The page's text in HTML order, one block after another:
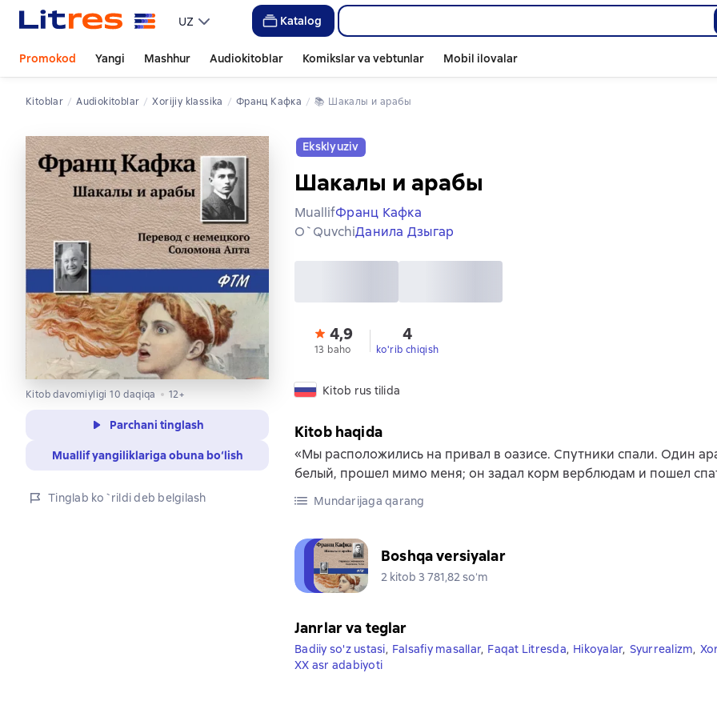
UZ Katalog
Promokod Yangi Mashhur Audiokitoblar Komikslar va vebtunlar Mobil ilovalar
Kitoblar Audiokitoblar xorijiy klassika Франц Кафка 📚 Шакалы и арабы
Kitob davomiyligi 10 daqiqa 12+
Parchani tinglash
Muallif yangiliklariga obuna bo‘lish
Tinglab ko`rildi deb belgilash
Eksklyuziv
Шакалы и арабы
MuallifФранц Кафка
O`quvchiДанила Дзыгар
4,9
13 baho
4
ko'rib chiqish
Kitob rus tilida
Kitob haqida
«Мы расположились на привал в оазисе. Спутники спали. Один
белый, прошел мимо меня; он задал корм верблюдам и пошел
Mundarijaga qarang
Boshqa versiyalar
2 kitob 3 781,82 soʻm
Janrlar va teglar
Badiiy so'z ustasi, Falsafiy masallar, Faqat Litresda, Hikoyalar, Syurrealizm,
XX asr adabiyoti